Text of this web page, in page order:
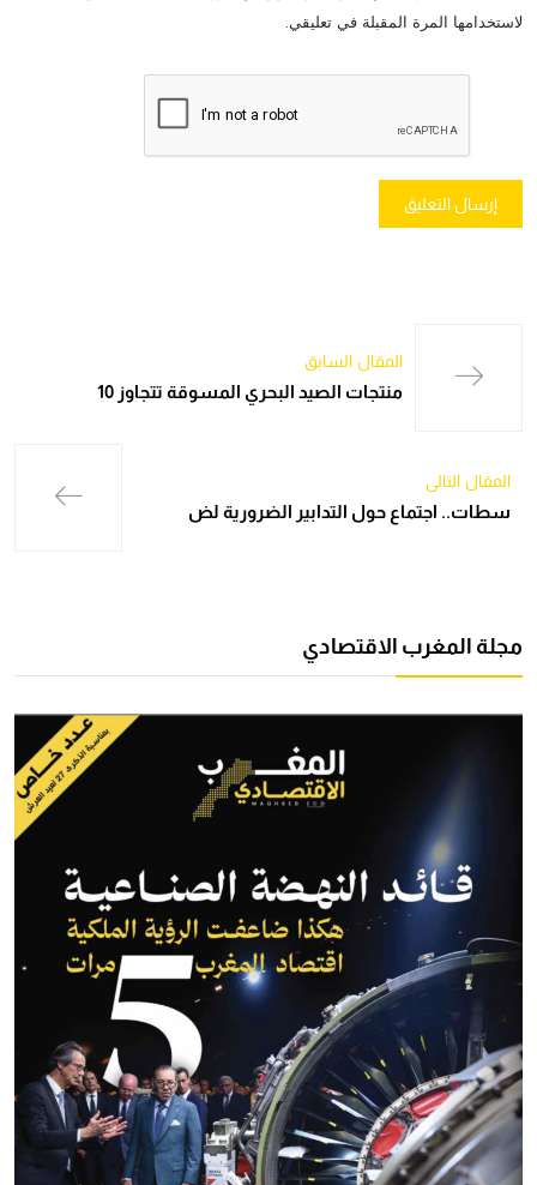
لاستخدامها المرة المقبلة في تعليقي.
المقال السابق
منتجات الصيد البحري المسوقة تتجاوز 10
المقال التالي
سطات.. اجتماع حول التدابير الضرورية لض
مجلة المغرب الاقتصادي